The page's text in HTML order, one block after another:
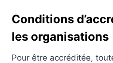
Conditions
les organisations
Pour être accréditée,